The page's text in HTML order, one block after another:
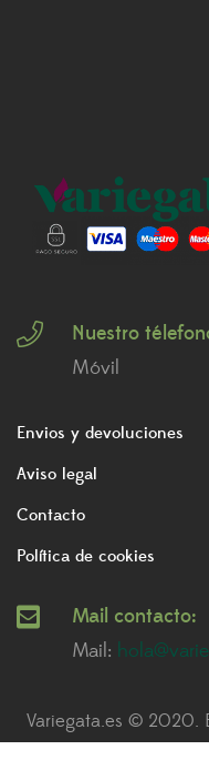
Nuestro
Móvil
Envios y devoluciones
Aviso legal
Contacto
Política de cookies
Mail contacto:
Mail:
Variegata.es © 2020.